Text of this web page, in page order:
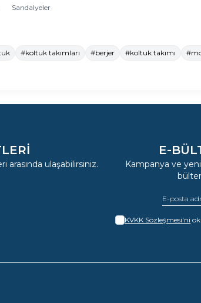
Sandalyeler
#koltuk takımları #berjer #koltuk takımı
arasında ulaşabilirsiniz.
E-
Kampanya ve
KVKK Sözleşmesi'ni